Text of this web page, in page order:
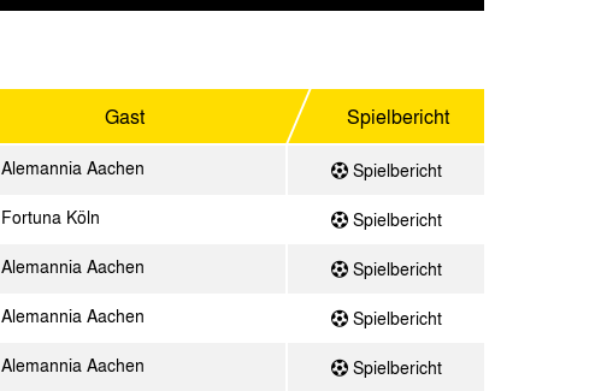
Gast Spielbericht
Alemannia Aachen
Spielbericht
Fortuna Köln
Spielbericht
Alemannia Aachen
Spielbericht
Alemannia Aachen
Spielbericht
Alemannia Aachen
Spielbericht